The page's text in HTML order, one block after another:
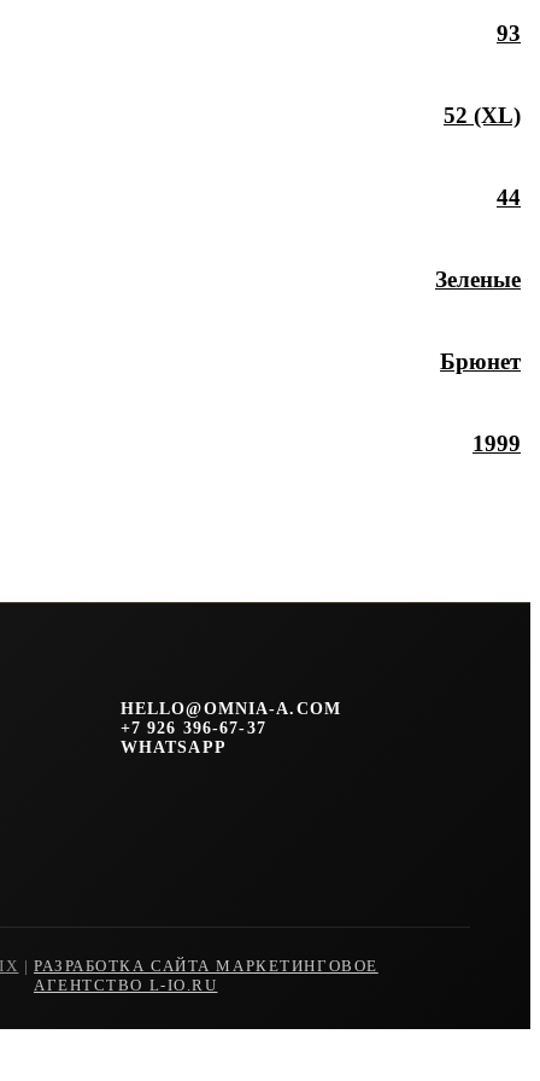
93
52 (XL)
44
Зеленые
Брюнет
1999
HELLO@OMNIA-A.COM
+7 926 396-67-37
WHATSAPP
| РАЗРАБОТКА САЙТА МАРКЕТИНГОВОЕ
АГЕНТСТВО L-IO.RU